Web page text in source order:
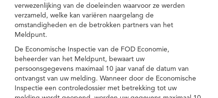
verwezenlijking van de doeleinden waarvoor ze werden
verzameld, welke kan variëren naargelang de
omstandigheden en de betrokken partners van het
Meldpunt.
De Economische Inspectie van de FOD Economie,
beheerder van het Meldpunt, bewaart uw
persoonsgegevens maximaal 10 jaar vanaf de datum van
ontvangst van uw melding. Wanneer door de Economische
Inspectie een controledossier met betrekking tot uw